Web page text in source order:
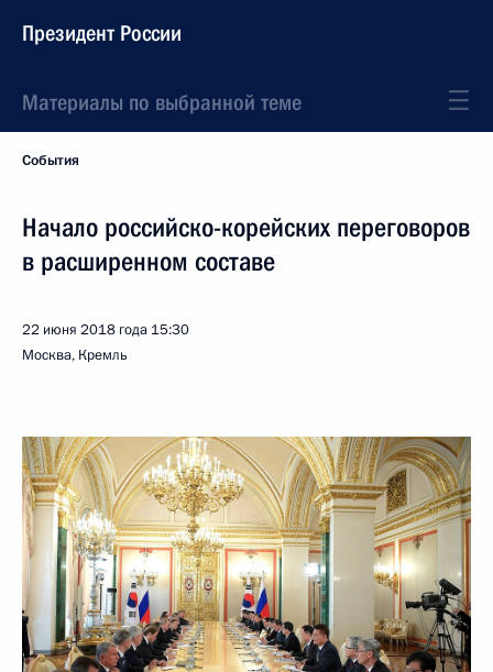
Президент России
Материалы по выбранной теме
События
Начало российско-корейских переговоров
в расширенном составе
22 июня 2018 года 15:30
Москва, Кремль